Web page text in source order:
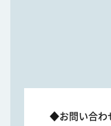
◆お問い合わ